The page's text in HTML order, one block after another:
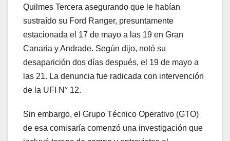
Quilmes Tercera asegurando que le habían
sustraído su Ford Ranger, presuntamente
estacionada el 17 de mayo a las 19 en Gran
Canaria y Andrade. Según dijo, notó su
desaparición dos días después, el 19 de mayo a
las 21. La denuncia fue radicada con intervención
de la UFI N° 12.
Sin embargo, el Grupo Técnico Operativo (GTO)
de esa comisaría comenzó una investigación que